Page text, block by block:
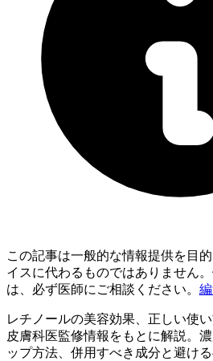
この記事は一般的な情報提供を目
イスに代わるものではありません
は、必ず医師にご相談ください。
レチノールの美容効果、正しい使
皮膚科医監修情報をもとに解説。
ップ方法、併用すべき成分と避け